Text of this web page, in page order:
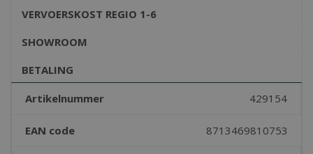
VERVOERSKOST REGIO 1-6
SHOWROOM
BETALING
Artikelnummer 429154
EAN code 8713469810753